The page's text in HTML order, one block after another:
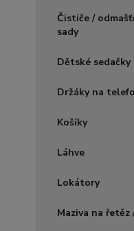
Čističe /
sady
Dětské sedačky
Držáky na
Košíky
Láhve
Lokátory
Maziva na řetěz